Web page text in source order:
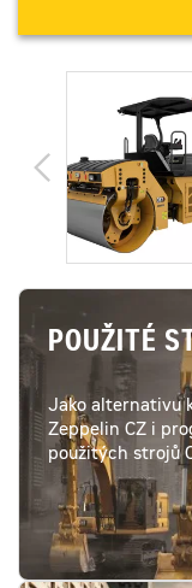
POUŽITÉ
Jako alternativu
Zeppelin CZ i
použitých strojů